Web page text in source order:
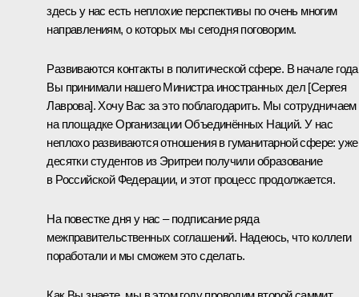
здесь у нас есть неплохие перспективы по очень многим
направлениям, о которых мы сегодня поговорим.
Развиваются контакты в политической сфере. В начале года
Вы принимали нашего Министра иностранных дел [Сергея
Лаврова]. Хочу Вас за это поблагодарить. Мы сотрудничаем
на площадке Организации Объединённых Наций. У нас
неплохо развиваются отношения в гуманитарной сфере: уже
десятки студентов из Эритреи получили образование
в Российской Федерации, и этот процесс продолжается.
На повестке дня у нас – подписание ряда
межправительственных соглашений. Надеюсь, что коллеги
поработали и мы сможем это сделать.